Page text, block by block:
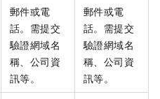
郵件或電
話。需提交
驗證網域名
稱、公司資
訊等。
郵件或電
話。需提交
驗證網域名
稱、公司資
訊等。